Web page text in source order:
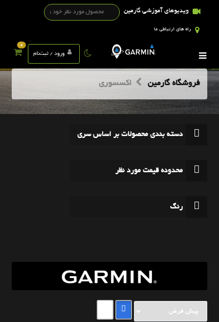
ویدیوهای آموزشی گارمین
راه های ارتباطی ما
ورود / ثبت‌نام
0
فروشگاه گارمین اکسسوری
دسته بندی محصولات بر اساس سری
محدوده قیمت مورد نظر
رنگ